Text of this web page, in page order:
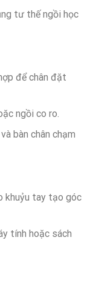
tư thế ngồi học
để chân đặt
ngồi co ro.
bàn chân chạm
khuỷu tay tạo góc
tính hoặc sách